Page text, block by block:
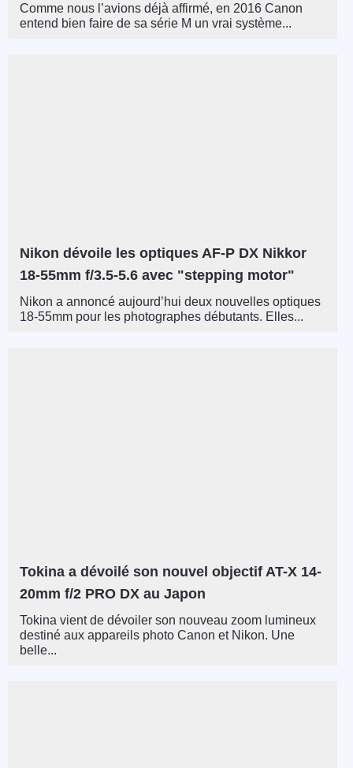
Comme nous l’avions déjà affirmé, en 2016 Canon
entend bien faire de sa série M un vrai système...
Nikon dévoile les optiques AF-P DX Nikkor
18-55mm f/3.5-5.6 avec "stepping motor"
Nikon a annoncé aujourd’hui deux nouvelles optiques
18-55mm pour les photographes débutants. Elles...
Tokina a dévoilé son nouvel objectif AT-X 14-
20mm f/2 PRO DX au Japon
Tokina vient de dévoiler son nouveau zoom lumineux
destiné aux appareils photo Canon et Nikon. Une
belle...